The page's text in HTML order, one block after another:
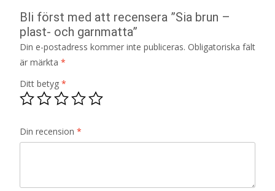
Bli först med att recensera ”Sia brun –
plast- och garnmatta”
Din e-postadress kommer inte publiceras. Obligatoriska fält
är märkta *
Ditt betyg *
Din recension *